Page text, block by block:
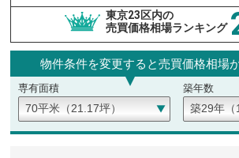
東京23区内の
売買価格相場ランキング
物件条件を変更すると売買価格相場
専有面積 築年数